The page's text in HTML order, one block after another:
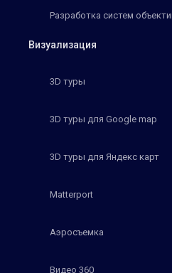
Разработка систем
Визуализация
3D туры
3D туры для Google map
3D туры для Яндекс карт
Matterport
Аэросъемка
Видео 360